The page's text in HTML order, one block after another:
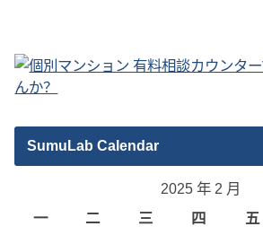
SumuLab Calendar
2025 年 2 月
一
二 三 四 五